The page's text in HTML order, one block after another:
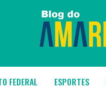
FEDERAL ESPORTES